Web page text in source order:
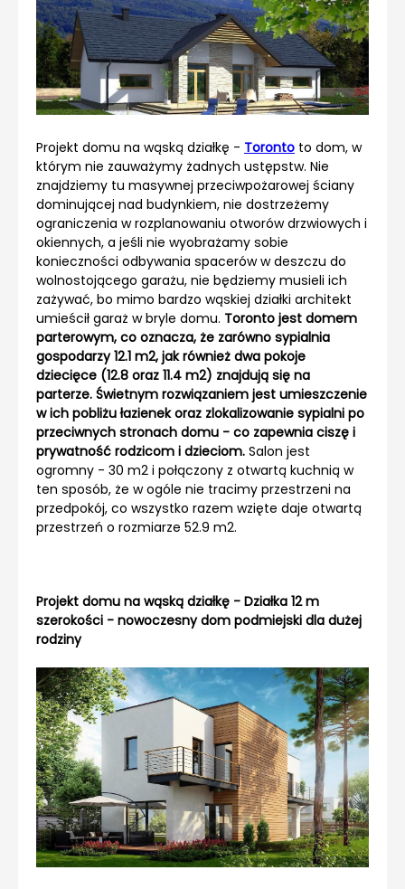
Projekt domu na wąską działkę - Toronto to dom, w
którym nie zauważymy żadnych ustępstw. Nie
znajdziemy tu masywnej przeciwpożarowej ściany
dominującej nad budynkiem, nie dostrzeżemy
ograniczenia w rozplanowaniu otworów drzwiowych i
okiennych, a jeśli nie wyobrażamy sobie
konieczności odbywania spacerów w deszczu do
wolnostojącego garażu, nie będziemy musieli ich
zażywać, bo mimo bardzo wąskiej działki architekt
umieścił garaż w bryle domu. Toronto jest domem
parterowym, co oznacza, że zarówno sypialnia
gospodarzy 12.1 m2, jak również dwa pokoje
dziecięce (12.8 oraz 11.4 m2) znajdują się na
parterze. Świetnym rozwiązaniem jest umieszczenie
w ich pobliżu łazienek oraz zlokalizowanie sypialni po
przeciwnych stronach domu - co zapewnia ciszę i
prywatność rodzicom i dzieciom. Salon jest
ogromny - 30 m2 i połączony z otwartą kuchnią w
ten sposób, że w ogóle nie tracimy przestrzeni na
przedpokój, co wszystko razem wzięte daje otwartą
przestrzeń o rozmiarze 52.9 m2.
Projekt domu na wąską działkę - Działka 12 m
szerokości - nowoczesny dom podmiejski dla dużej
rodziny